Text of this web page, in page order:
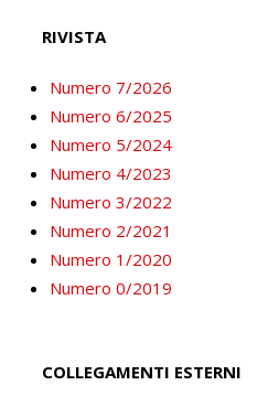
RIVISTA
Numero 7/2026
Numero 6/2025
Numero 5/2024
Numero 4/2023
Numero 3/2022
Numero 2/2021
Numero 1/2020
Numero 0/2019
COLLEGAMENTI ESTERNI